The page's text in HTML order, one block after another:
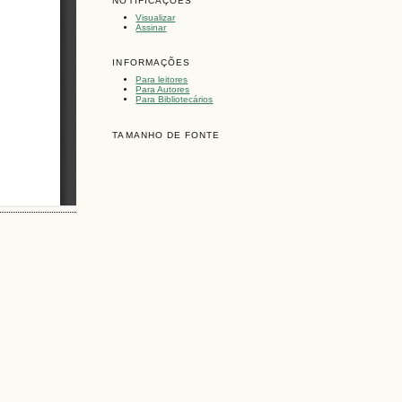
Visualizar
Assinar
INFORMAÇÕES
Para leitores
Para Autores
Para Bibliotecários
TAMANHO DE FONTE